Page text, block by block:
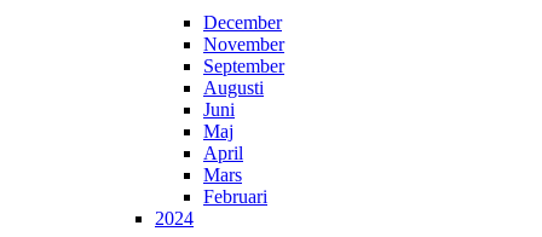
December
November
September
Augusti
Juni
Maj
April
Mars
Februari
2024